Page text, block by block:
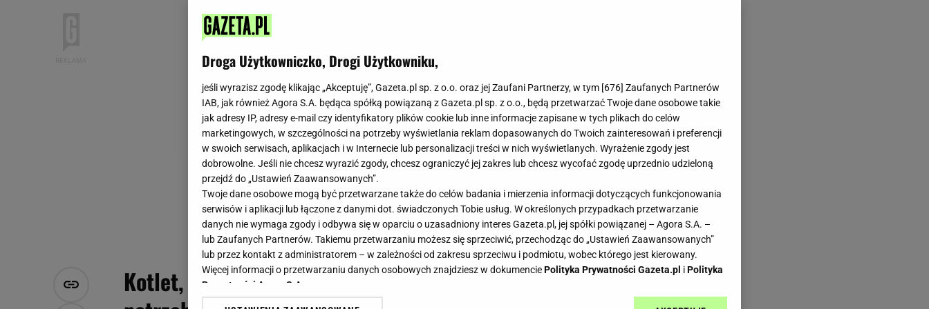
Kotlet, ziemniaki i ta ciepła mieszanka. Taki obiad nie
Droga Użytkowniczko, Drogi Użytkowniku,
jeśli wyrazisz zgodę klikając „Akceptuję”, Gazeta.pl sp. z o.o. oraz jej Zaufani Partnerzy, w tym [676] Zaufanych Partnerów
IAB, jak również Agora S.A. będąca spółką powiązaną z Gazeta.pl sp. z o.o., będą przetwarzać Twoje dane osobowe takie
jak adresy IP, adresy e-mail czy identyfikatory plików cookie lub inne informacje zapisane w tych plikach do celów
marketingowych, w szczególności na potrzeby wyświetlania reklam dopasowanych do Twoich zainteresowań i preferencji
w swoich serwisach, aplikacjach i w Internecie lub personalizacji treści w nich wyświetlanych. Wyrażenie zgody jest
dobrowolne. Jeśli nie chcesz wyrazić zgody, chcesz ograniczyć jej zakres lub chcesz wycofać zgodę uprzednio udzieloną
przejdź do „Ustawień Zaawansowanych”.
Twoje dane osobowe mogą być przetwarzane także do celów badania i mierzenia informacji dotyczących funkcjonowania
serwisów i aplikacji lub łączone z danymi dot. świadczonych Tobie usług. W określonych przypadkach przetwarzanie
danych nie wymaga zgody i odbywa się w oparciu o uzasadniony interes Gazeta.pl, jej spółki powiązanej – Agora S.A. –
lub Zaufanych Partnerów. Takiemu przetwarzaniu możesz się sprzeciwić, przechodząc do „Ustawień Zaawansowanych”
lub przez kontakt z administratorem – w zależności od zakresu sprzeciwu i podmiotu, wobec którego jest kierowany.
Więcej informacji o przetwarzaniu danych osobowych znajdziesz w dokumenciePolityka Prywatności Gazeta.pl iPolityka
Prywatności Agora S.A.